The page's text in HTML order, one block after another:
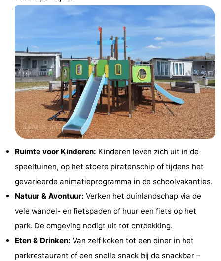
Forum
Parkeren
Reisboekenwinkel
Nieuws
Medische
Noord-
Holland
Natuur
Schoorlse
Duinen
Bergen
aan
Bergen
Ruimte voor Kinderen: Kinderen leven zich uit in de
speeltuinen, op het stoere piratenschip of tijdens het
gevarieerde animatieprogramma in de schoolvakanties.
Natuur & Avontuur: Verken het duinlandschap via de
vele wandel- en fietspaden of huur een fiets op het
park. De omgeving nodigt uit tot ontdekking.
Eten & Drinken: Van zelf koken tot een diner in het
parkrestaurant of een snelle snack bij de snackbar –